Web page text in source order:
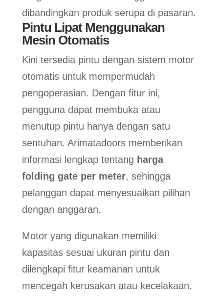
dibandingkan produk serupa di pasaran.
Pintu Lipat Menggunakan
Mesin Otomatis
Kini tersedia pintu dengan sistem motor
otomatis untuk mempermudah
pengoperasian. Dengan fitur ini,
pengguna dapat membuka atau
menutup pintu hanya dengan satu
sentuhan. Arimatadoors memberikan
informasi lengkap tentang harga
folding gate per meter, sehingga
pelanggan dapat menyesuaikan pilihan
dengan anggaran.
Motor yang digunakan memiliki
kapasitas sesuai ukuran pintu dan
dilengkapi fitur keamanan untuk
mencegah kerusakan atau kecelakaan.